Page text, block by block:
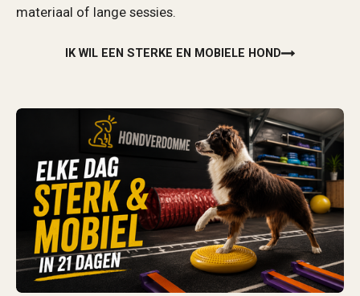
materiaal of lange sessies.
IK WIL EEN STERKE EN MOBIELE HOND